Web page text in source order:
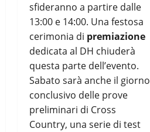
sfideranno a partire dalle
13:00 e 14:00. Una festosa
cerimonia di premiazione
dedicata al DH chiuderà
questa parte dell’evento.
Sabato sarà anche il giorno
conclusivo delle prove
preliminari di Cross
Country, una serie di test